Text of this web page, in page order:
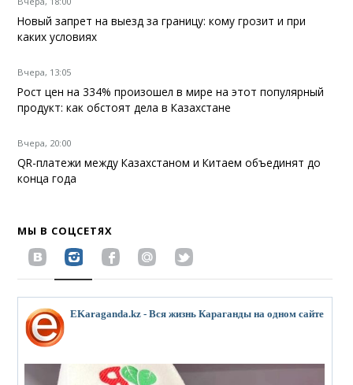
Новый запрет на выезд за границу: кому грозит и при
каких условиях
Вчера, 13:05
Рост цен на 334% произошел в мире на этот популярный
продукт: как обстоят дела в Казахстане
Вчера, 20:00
QR-платежи между Казахстаном и Китаем объединят до
конца года
МЫ В СОЦСЕТЯХ
EKaraganda.kz - Вся жизнь Караганды на одном сайте